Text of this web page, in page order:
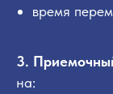
время
3.
на: